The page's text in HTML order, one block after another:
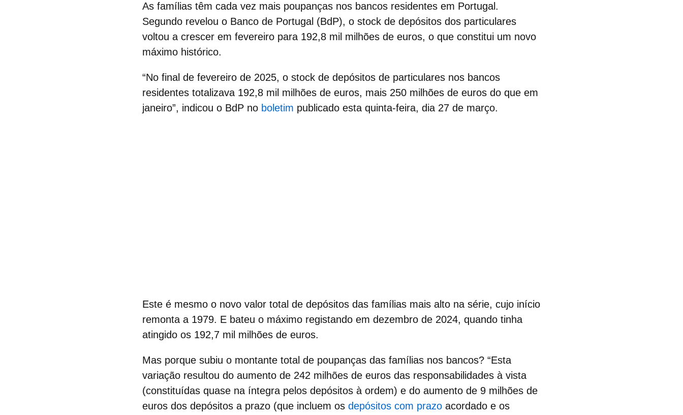
As famílias têm cada vez mais poupanças nos bancos residentes em Portugal.
Segundo revelou o Banco de Portugal (BdP), o stock de depósitos dos particulares
voltou a crescer em fevereiro para 192,8 mil milhões de euros, o que constitui um novo
máximo histórico.
“No final de fevereiro de 2025, o stock de depósitos de particulares nos bancos
residentes totalizava 192,8 mil milhões de euros, mais 250 milhões de euros do que em
janeiro”, indicou o BdP no boletim publicado esta quinta-feira, dia 27 de março.
Este é mesmo o novo valor total de depósitos das famílias mais alto na série, cujo início
remonta a 1979. E bateu o máximo registando em dezembro de 2024, quando tinha
atingido os 192,7 mil milhões de euros.
Mas porque subiu o montante total de poupanças das famílias nos bancos? “Esta
variação resultou do aumento de 242 milhões de euros das responsabilidades à vista
(constituídas quase na íntegra pelos depósitos à ordem) e do aumento de 9 milhões de
euros dos depósitos a prazo (que incluem os depósitos com prazo acordado e os